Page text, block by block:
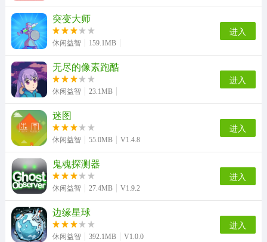
突变大师
休闲益智 159.1MB
进入
无尽的像素跑酷
休闲益智 23.1MB
进入
迷图
休闲益智 55.0MB V1.4.8
进入
鬼魂探测器
休闲益智 27.4MB V1.9.2
进入
边缘星球
休闲益智 392.1MB V1.0.0
进入